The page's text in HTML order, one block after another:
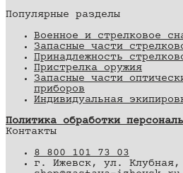
Популярные разделы
Военное и стрелковое
Запасные части
Принадлежность
Пристрелка оружия
Запасные части
приборов
Индивидуальная
Политика обработки
Контакты
8 800 101 73 03
г. Ижевск, ул.